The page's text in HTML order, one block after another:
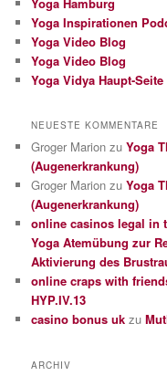
Yoga Inspirationen
Yoga Video Blog
Yoga Video Blog
Yoga Vidya Haupt-Seite
NEUESTE KOMMENTARE
Groger Marion zuYoga
(Augenerkrankung)
Groger Marion zuYoga
(Augenerkrankung)
online casinos legal in
Yoga Atemübung zur
Aktivierung des
online craps with
HYP.IV.13
casino bonus uk zu
ARCHIV